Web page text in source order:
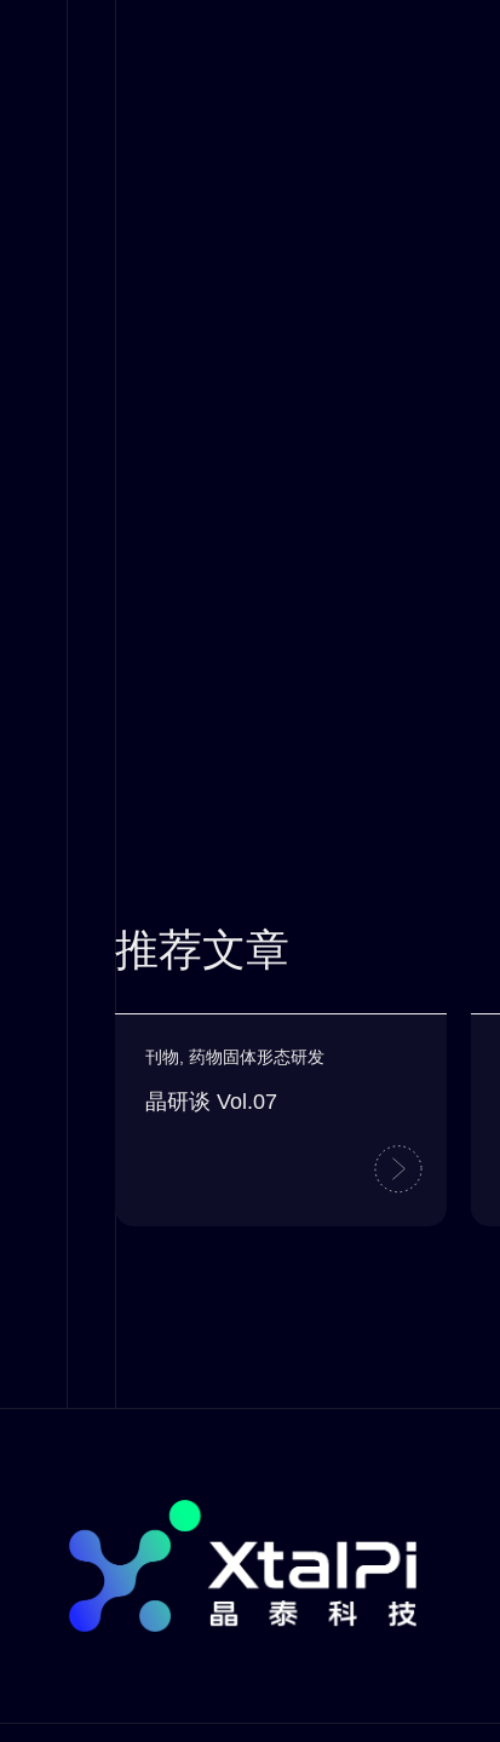
推荐文章
刊物, 药物固体形态研发
晶研谈 Vol.07